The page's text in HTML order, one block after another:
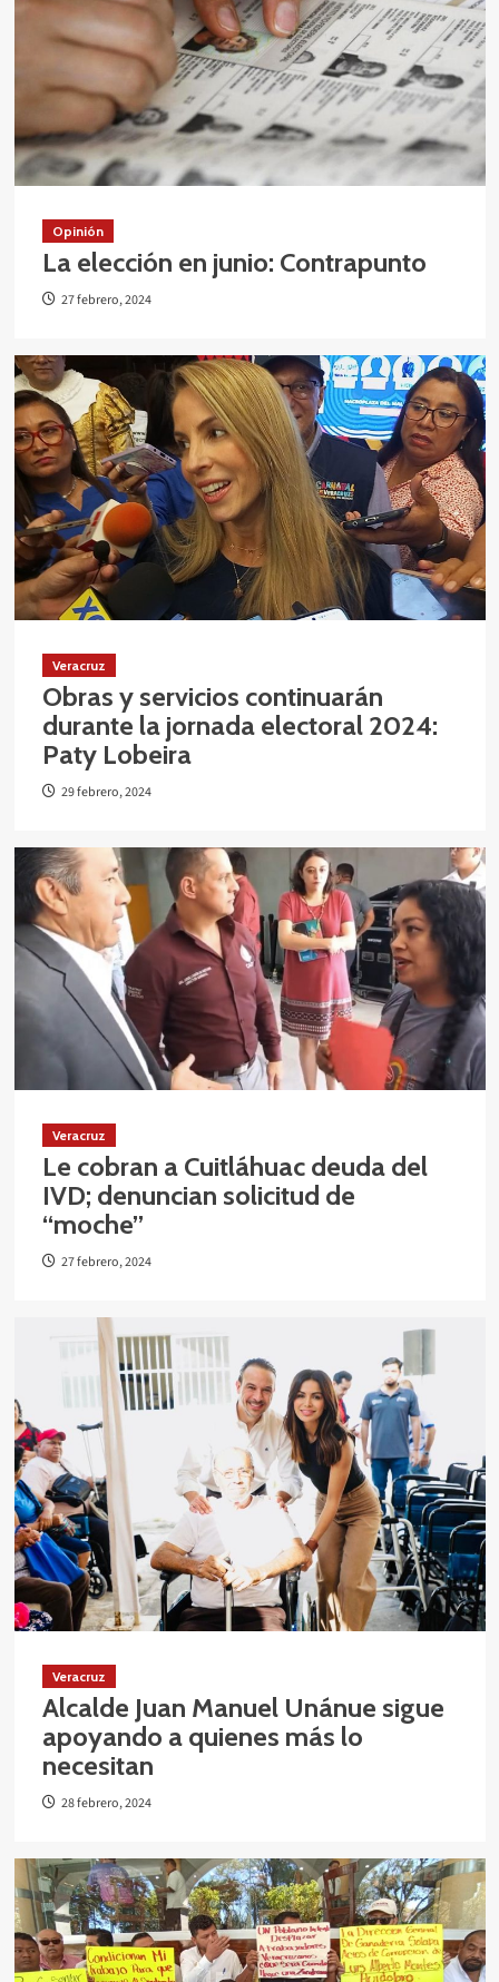
Opinión
La elección en junio: Contrapunto
27 febrero, 2024
Veracruz
Obras y servicios continuarán
durante la jornada electoral 2024:
Paty Lobeira
29 febrero, 2024
Veracruz
Le cobran a Cuitláhuac deuda del
IVD; denuncian solicitud de
“moche”
27 febrero, 2024
Veracruz
Alcalde Juan Manuel Unánue sigue
apoyando a quienes más lo
necesitan
28 febrero, 2024